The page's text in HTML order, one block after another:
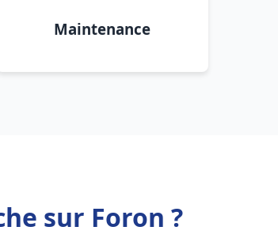
Maintenance
sur Foron ?